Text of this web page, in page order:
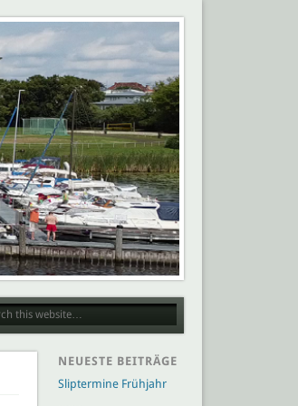
NEUESTE BEITRÄGE
Sliptermine Frühjahr